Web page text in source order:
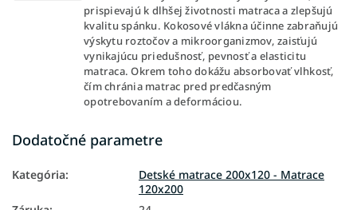
prispievajú k dlhšej životnosti matraca a zlepšujú
kvalitu spánku. Kokosové vlákna účinne zabraňujú
výskytu roztočov a mikroorganizmov, zaisťujú
vynikajúcu priedušnosť, pevnosť a elasticitu
matraca. Okrem toho dokážu absorbovať vlhkosť,
čím chránia matrac pred predčasným
opotrebovaním a deformáciou.
Dodatočné parametre
Kategória:
Detské matrace 200x120 - Matrace
120x200